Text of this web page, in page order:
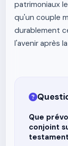
patrimoniaux
qu'un couple
durablement
l'avenir après
Que
conjoint